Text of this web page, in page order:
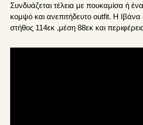
Συνδυάζεται τέλεια με πουκαμίσα ή
κομψό και ανεπιτήδευτο outfit. Η Ιβάνα
στήθος 114εκ ,μέση 88εκ και